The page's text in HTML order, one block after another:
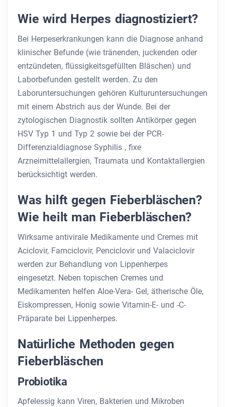
Wie wird Herpes diagnostiziert?
Bei Herpeserkrankungen kann die Diagnose anhand
klinischer Befunde (wie tränenden, juckenden oder
entzündeten, flüssigkeitsgefüllten Bläschen) und
Laborbefunden gestellt werden. Zu den
Laboruntersuchungen gehören Kulturuntersuchungen
mit einem Abstrich aus der Wunde. Bei der
zytologischen Diagnostik sollten Antikörper gegen
HSV Typ 1 und Typ 2 sowie bei der PCR-
Differenzialdiagnose Syphilis , fixe
Arzneimittelallergien, Traumata und Kontaktallergien
berücksichtigt werden.
Was hilft gegen Fieberbläschen?
Wie heilt man Fieberbläschen?
Wirksame antivirale Medikamente und Cremes mit
Aciclovir, Famciclovir, Penciclovir und Valaciclovir
werden zur Behandlung von Lippenherpes
eingesetzt. Neben topischen Cremes und
Medikamenten helfen Aloe-Vera- Gel, ätherische Öle,
Eiskompressen, Honig sowie Vitamin-E- und -C-
Präparate bei Lippenherpes.
Natürliche Methoden gegen
Fieberbläschen
Probiotika
Apfelessig kann Viren, Bakterien und Mikroben